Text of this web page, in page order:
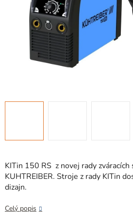
KITin 150 RS z novej rady
KUHTREIBER. Stroje z rady KITin
dizajn.
Celý popis